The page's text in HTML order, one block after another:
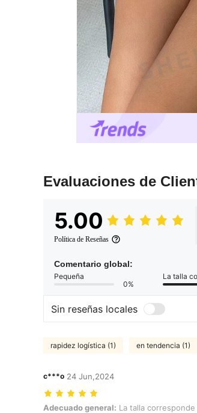
Evaluaciones de
5.00
Política de Reseñas
Comentario global:
Pequeña
0%
La talla
Sin reseñas locales
rapidez logística (1) en tendencia (1)
c***o 24 Jun,2024
Adecuado general: La talla corresponde,
Adecuado general: La talla corresponde